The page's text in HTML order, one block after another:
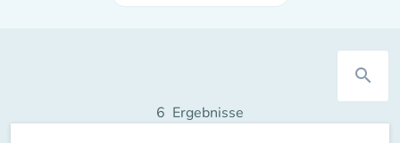
search
6 Ergebnisse